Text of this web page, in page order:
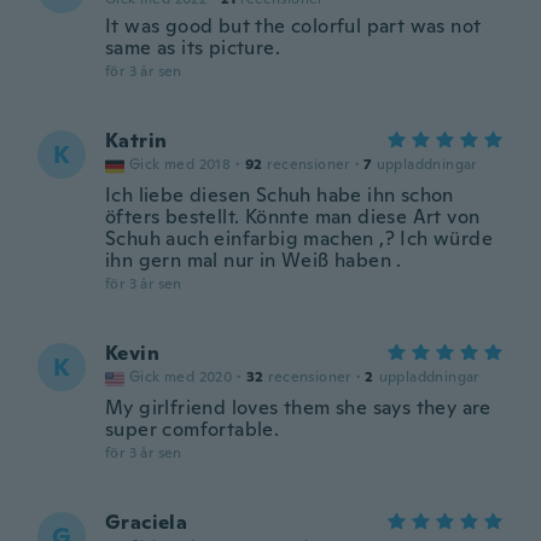
It was good but the colorful part was not
same as its picture.
för 3 år sen
K Katrin
Gick med 2018 · 92 recensioner · 7 uppladdningar
Ich liebe diesen Schuh habe ihn schon
öfters bestellt. Könnte man diese Art von
Schuh auch einfarbig machen ,? Ich würde
ihn gern mal nur in Weiß haben .
för 3 år sen
K Kevin
Gick med 2020 · 32 recensioner · 2 uppladdningar
My girlfriend loves them she says they are
super comfortable.
för 3 år sen
Graciela